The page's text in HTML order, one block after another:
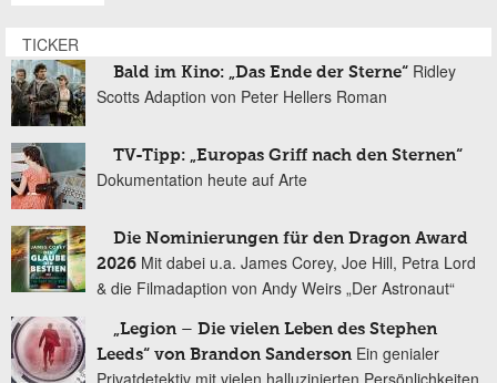
TICKER
Bald im Kino: „Das Ende der Sterne“ Ridley
Scotts Adaption von Peter Hellers Roman
TV-Tipp: „Europas Griff nach den Sternen“
Dokumentation heute auf Arte
Die Nominierungen für den Dragon Award
2026 Mit dabei u.a. James Corey, Joe Hill, Petra Lord
& die Filmadaption von Andy Weirs „Der Astronaut“
„Legion – Die vielen Leben des Stephen
Leeds“ von Brandon Sanderson Ein genialer
Privatdetektiv mit vielen halluzinierten Persönlichkeiten